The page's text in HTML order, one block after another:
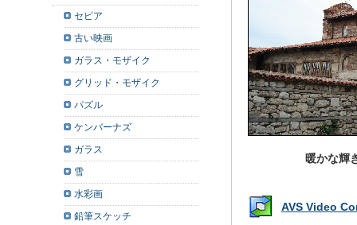
暖かな輝
AVS Video
セピア
古い映画
ガラス・モザイク
グリッド・モザイク
パズル
ケンバーナズ
ガラス
雪
水彩画
鉛筆スケッチ